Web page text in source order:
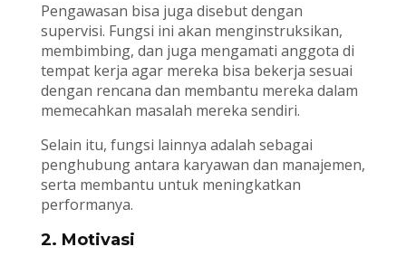
Pengawasan bisa juga disebut dengan
supervisi. Fungsi ini akan menginstruksikan,
membimbing, dan juga mengamati anggota di
tempat kerja agar mereka bisa bekerja sesuai
dengan rencana dan membantu mereka dalam
memecahkan masalah mereka sendiri.
Selain itu, fungsi lainnya adalah sebagai
penghubung antara karyawan dan manajemen,
serta membantu untuk meningkatkan
performanya.
2. Motivasi